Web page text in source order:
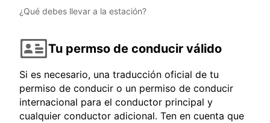
¿Qué debes llevar a la estación?
Tu permso de conducir válido
Si es necesario, una traducción oficial de tu
permiso de conducir o un permiso de conducir
internacional para el conductor principal y
cualquier conductor adicional. Ten en cuenta que